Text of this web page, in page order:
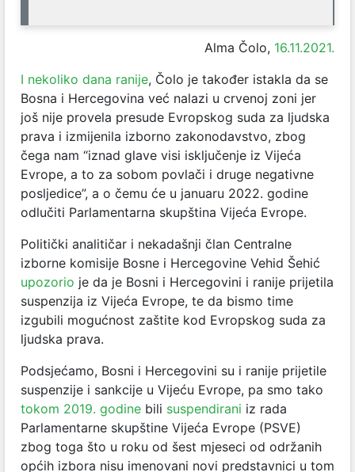
Alma Čolo, 16.11.2021.
I nekoliko dana ranije, Čolo je također istakla da se
Bosna i Hercegovina već nalazi u crvenoj zoni jer
još nije provela presude Evropskog suda za ljudska
prava i izmijenila izborno zakonodavstvo, zbog
čega nam “iznad glave visi isključenje iz Vijeća
Evrope, a to za sobom povlači i druge negativne
posljedice”, a o čemu će u januaru 2022. godine
odlučiti Parlamentarna skupština Vijeća Evrope.
Politički analitičar i nekadašnji član Centralne
izborne komisije Bosne i Hercegovine Vehid Šehić
upozorio je da je Bosni i Hercegovini i ranije prijetila
suspenzija iz Vijeća Evrope, te da bismo time
izgubili mogućnost zaštite kod Evropskog suda za
ljudska prava.
Podsjećamo, Bosni i Hercegovini su i ranije prijetile
suspenzije i sankcije u Vijeću Evrope, pa smo tako
tokom 2019. godine bili suspendirani iz rada
Parlamentarne skupštine Vijeća Evrope (PSVE)
zbog toga što u roku od šest mjeseci od održanih
općih izbora nisu imenovani novi predstavnici u tom